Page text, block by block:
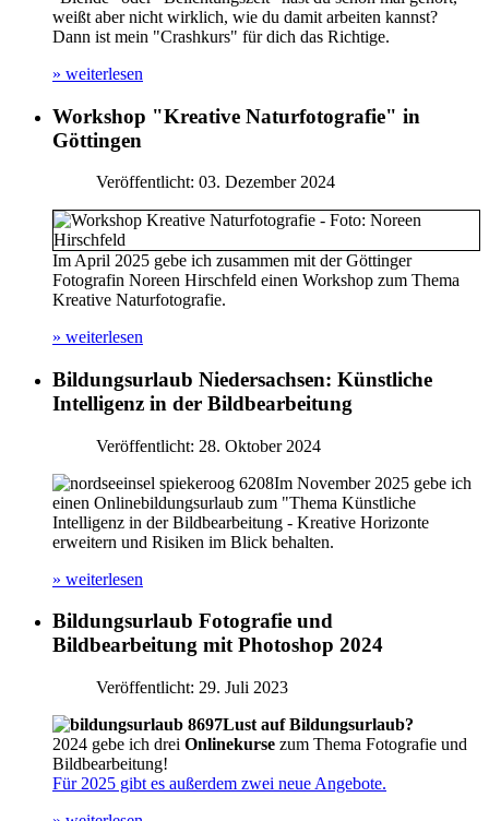
weißt aber nicht wirklich, wie du damit arbeiten kannst?
Dann ist mein "Crashkurs" für dich das Richtige.
» weiterlesen
Workshop "Kreative Naturfotografie" in
Göttingen
Veröffentlicht: 03. Dezember 2024
Im April 2025 gebe ich zusammen mit der Göttinger
Fotografin Noreen Hirschfeld einen Workshop zum Thema
Kreative Naturfotografie.
» weiterlesen
Bildungsurlaub Niedersachsen: Künstliche
Intelligenz in der Bildbearbeitung
Veröffentlicht: 28. Oktober 2024
Im November 2025 gebe ich
einen Onlinebildungsurlaub zum "Thema Künstliche
Intelligenz in der Bildbearbeitung - Kreative Horizonte
erweitern und Risiken im Blick behalten.
» weiterlesen
Bildungsurlaub Fotografie und
Bildbearbeitung mit Photoshop 2024
Veröffentlicht: 29. Juli 2023
Lust auf Bildungsurlaub?
2024 gebe ich drei Onlinekurse zum Thema Fotografie und
Bild­bearbeitung!
Für 2025 gibt es außerdem zwei neue Angebote.